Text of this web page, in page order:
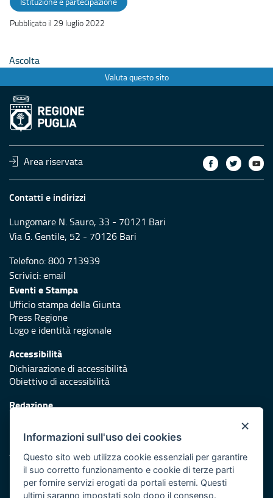
Pubblicato il 29 luglio 2022
Ascolta
Valuta questo sito
Area riservata
Contatti e indirizzi
Lungomare N. Sauro, 33 - 70121 Bari
Via G. Gentile, 52 - 70126 Bari
Telefono: 800 713939
Scrivici:email
Eventi e Stampa
Ufficio stampa della Giunta
Press Regione
Logo e identità regionale
Accessibilità
Dichiarazione di accessibilità
Obiettivo di accessibilità
Redazione
Protezione civile
Vai al sito di Protezione Civile Puglia
Iniziativa finanziata con risorse del POR Puglia 2014/2020 -
×
Informazioni sull'uso dei cookies
Questo sito web utilizza cookie essenziali per garantire
il suo corretto funzionamento e cookie di terze parti
per fornire servizi erogati da portali esterni. Questi
ultimi saranno impostati solo dopo il consenso.